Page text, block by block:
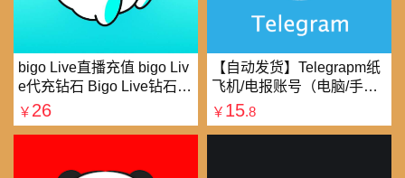
bigo Live直播充值 bigo Liv
e代充钻石 Bigo Live钻石充
值直播礼物钻石代充
￥ 26
【自动发货】Telegrapm纸
飞机/电报账号（电脑/手机
均可以登录）
￥ 15.8